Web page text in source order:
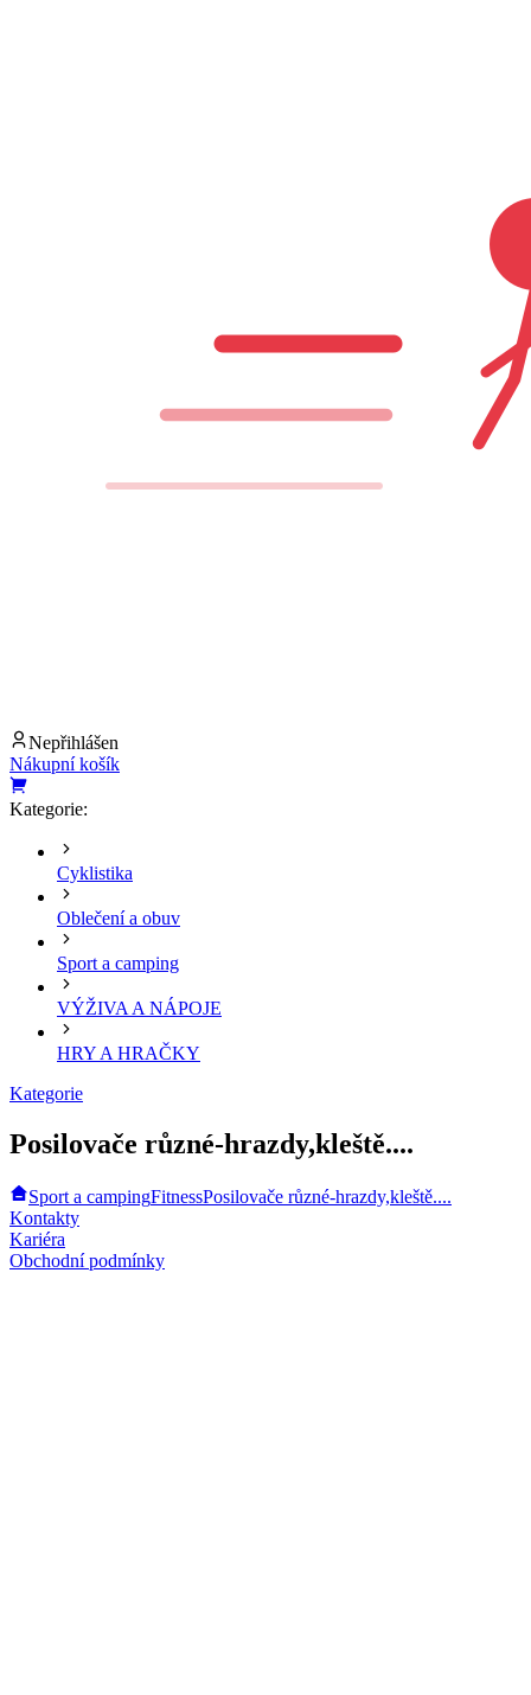
Nepřihlášen
Nákupní košík
Kategorie:
Cyklistika
Oblečení a obuv
Sport a camping
VÝŽIVA A NÁPOJE
HRY A HRAČKY
Kategorie
Posilovače různé-hrazdy,kleště....
Sport a campingFitnessPosilovače různé-hrazdy,kleště....
Kontakty
Kariéra
Obchodní podmínky